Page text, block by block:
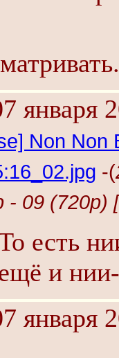
января
Non Non
-(
- 09 (720p)
есть
и
января